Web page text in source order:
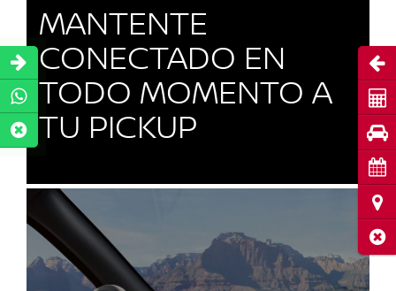
MANTENTE
CONECTADO EN
TODO MOMENTO A
TU PICKUP